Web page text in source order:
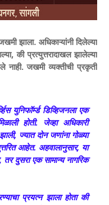
झाला. अधिकाऱ्यांनी दिलेल्या
की प्रत्युत्तरादाखल झालेल्या
नाही. जखमी व्यक्तीची प्रकृती
युनिफॉर्म्ड डिव्हिजनला एक
होती. जेव्हा अधिकारी
ज्यात दोन जणांना गोळ्या
आहेत. अहवालानुसार, या
दुसरा एक सामान्य नागरिक
प्रयत्न झाला होता की